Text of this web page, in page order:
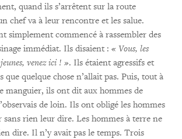
quand ils s’arrêtent sur la route
chef va à leur rencontre et les salue.
simplement commencé à rassembler des
immédiat. Ils disaient : « Vous, les
venez ici ! ». Ils étaient agressifs et
que quelque chose n’allait pas. Puis, tout à
manguier, ils ont dit aux hommes de
de loin. Ils ont obligé les hommes
sans rien leur dire. Les hommes à terre ne
dire. Il n’y avait pas le temps. Trois